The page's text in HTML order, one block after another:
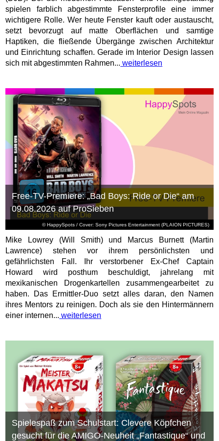
spielen farblich abgestimmte Fensterprofile eine immer
wichtigere Rolle. Wer heute Fenster kauft oder austauscht,
setzt bevorzugt auf matte Oberflächen und samtige
Haptiken, die fließende Übergänge zwischen Architektur
und Einrichtung schaffen. Gerade im Interior Design lassen
sich mit abgestimmten Rahmen... weiterlesen
© HappySpots / Cover: Sony Pictures Entertainment (PLAION PICTURES)
Free-TV-Premiere: „Bad Boys: Ride or Die“ am
09.08.2026 auf ProSieben
Mike Lowrey (Will Smith) und Marcus Burnett (Martin
Lawrence) stehen vor ihrem persönlichsten und
gefährlichsten Fall. Ihr verstorbener Ex-Chef Captain
Howard wird posthum beschuldigt, jahrelang mit
mexikanischen Drogenkartellen zusammengearbeitet zu
haben. Das Ermittler-Duo setzt alles daran, den Namen
ihres Mentors zu reinigen. Doch als sie den Hintermännern
einer internen... weiterlesen
Spielespaß zum Schulstart: Clevere Köpfchen
gesucht für die AMIGO-Neuheit „Fantastique“ und